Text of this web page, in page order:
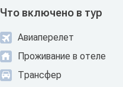
Что включено в тур
Авиаперелет
Проживание в отеле
Трансфер